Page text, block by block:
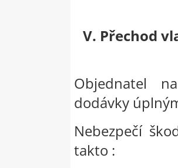
V. Přechod
Objednatel
dodávky
Nebezpečí
takto :